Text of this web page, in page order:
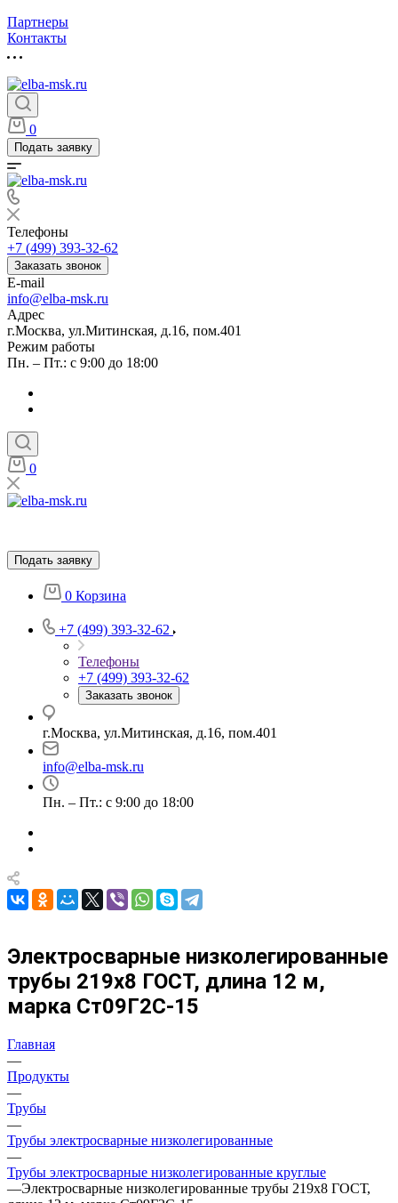
Партнеры
Контакты
0
Подать заявку
Телефоны
+7 (499) 393-32-62
Заказать звонок
E-mail
info@elba-msk.ru
Адрес
г.Москва, ул.Митинская, д.16, пом.401
Режим работы
Пн. – Пт.: с 9:00 до 18:00
0
Подать заявку
0 Корзина
+7 (499) 393-32-62
Телефоны
+7 (499) 393-32-62
Заказать звонок
г.Москва, ул.Митинская, д.16, пом.401
info@elba-msk.ru
Пн. – Пт.: с 9:00 до 18:00
Электросварные низколегированные
трубы 219х8 ГОСТ, длина 12 м,
марка Ст09Г2С-15
Главная
—
Продукты
—
Трубы
—
Трубы электросварные низколегированные
—
Трубы электросварные низколегированные круглые
—Электросварные низколегированные трубы 219х8 ГОСТ,